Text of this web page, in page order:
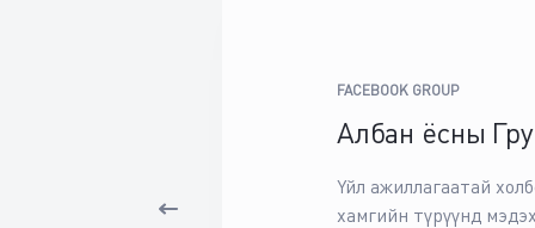
FACEBOOK GROUP
Албан ёсны
Үйл ажиллагаатай
хамгийн түрүүнд